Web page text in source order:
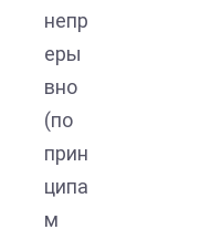
непр
еры
вно
(по
прин
ципа
м